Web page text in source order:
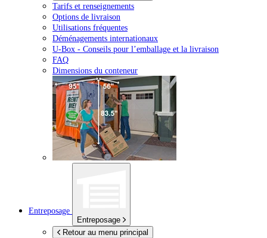
Tarifs et renseignements
Options de livraison
Utilisations fréquentes
Déménagements internationaux
U-Box - Conseils pour l’emballage et la livraison
FAQ
Dimensions du conteneur
Entreposage
Entreposage
Retour au menu principal